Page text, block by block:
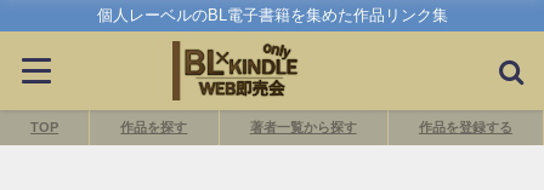
個人レーベルのBL電子書籍を集めた作品リンク集
TOP 作品を探す 著者一覧から探す 作品を登録する